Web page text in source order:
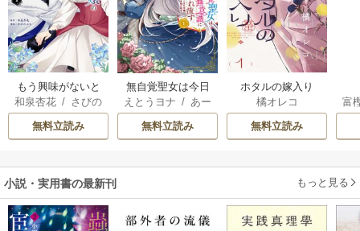
もう興味がないと
離婚された令嬢の
意外と楽しい新生
活
和泉杏花 / さびの
ぶち
無料立読み
無自覚聖女は今日
も無意識に力を垂
れ流す ～公爵家
の落ちこぼれ令
を掴み取る～
えとうヨナ / あー
もんど/あんべよ
しろう
無料立読み
ホタルの嫁入り
橘オレコ
無料立読み
富
小説・実用書の最新刊 もっと見る